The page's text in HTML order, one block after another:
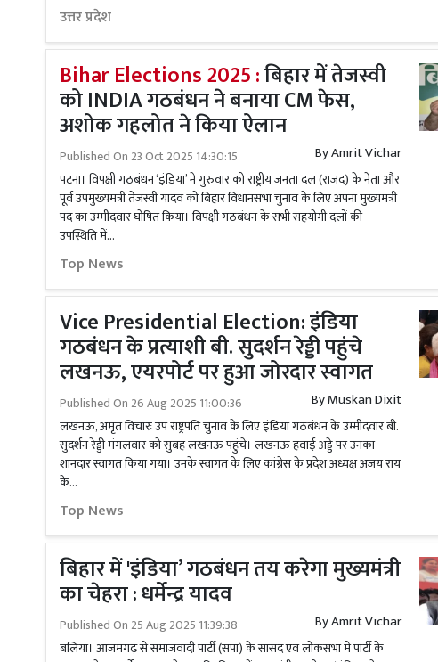
उत्तर प्रदेश
Bihar Elections 2025 :बिहार में तेजस्वी
को INDIA गठबंधन ने बनाया CM फेस,
अशोक गहलोत ने किया ऐलान
Published On 23 Oct 2025 14:30:15 ByAmrit Vichar
पटना। विपक्षी गठबंधन ‘इंडिया’ ने गुरुवार को राष्ट्रीय जनता दल (राजद) के नेता और
पूर्व उपमुख्यमंत्री तेजस्वी यादव को बिहार विधानसभा चुनाव के लिए अपना मुख्यमंत्री
पद का उम्मीदवार घोषित किया। विपक्षी गठबंधन के सभी सहयोगी दलों की
उपस्थिति में...
Top News
Vice Presidential Election: इंडिया
गठबंधन के प्रत्याशी बी. सुदर्शन रेड्डी पहुंचे
लखनऊ, एयरपोर्ट पर हुआ जोरदार स्वागत
Published On 26 Aug 2025 11:00:36 ByMuskan Dixit
लखनऊ, अमृत विचारः उप राष्ट्रपति चुनाव के लिए इंडिया गठबंधन के उम्मीदवार बी.
सुदर्शन रेड्डी मंगलवार को सुबह लखनऊ पहुंचे। लखनऊ हवाई अड्डे पर उनका
शानदार स्वागत किया गया। उनके स्वागत के लिए कांग्रेस के प्रदेश अध्यक्ष अजय राय
के...
Top News
बिहार में 'इंडिया’ गठबंधन तय करेगा मुख्यमंत्री
का चेहरा : धर्मेन्द्र यादव
Published On 25 Aug 2025 11:39:38 ByAmrit Vichar
बलिया। आजमगढ़ से समाजवादी पार्टी (सपा) के सांसद एवं लोकसभा में पार्टी के